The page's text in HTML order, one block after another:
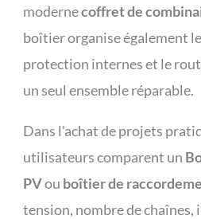
modernecoffret de
boîtier organise également
protection internes et le
un seul ensemble réparable.
Dans l'achat de projets
utilisateurs comparent un
PVou boîtier de
tension, nombre de chaînes,